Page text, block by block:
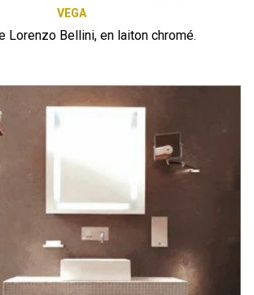
VEGA
Lorenzo Bellini, en laiton chromé.